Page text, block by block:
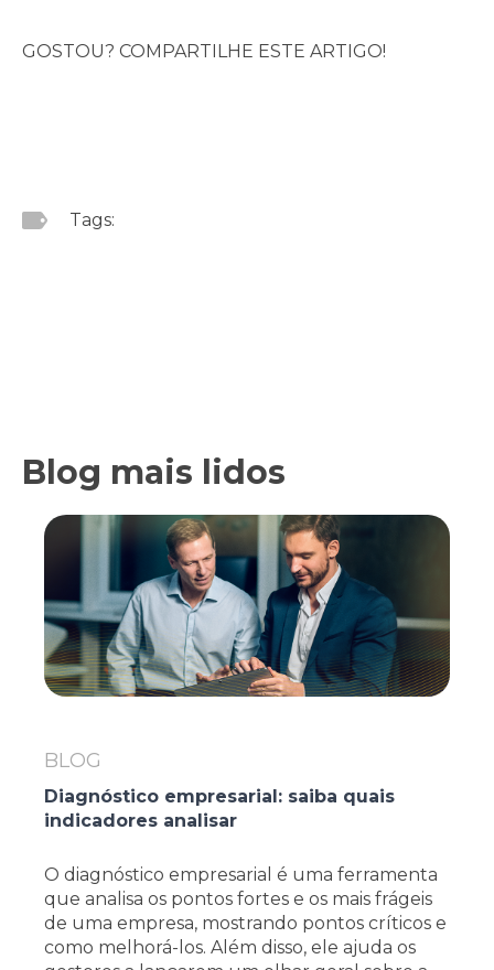
GOSTOU? COMPARTILHE ESTE ARTIGO!
Tags:
Blog mais lidos
BLOG
Diagnóstico empresarial: saiba quais
indicadores analisar
O diagnóstico empresarial é uma ferramenta
que analisa os pontos fortes e os mais frágeis
de uma empresa, mostrando pontos críticos e
como melhorá-los. Além disso, ele ajuda os